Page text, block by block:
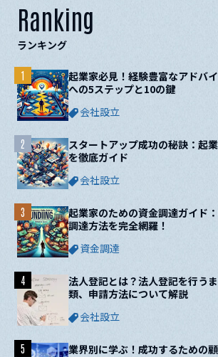
Ranking
ランキング
起業家必見！経験豊富なアドバ
への5ステップと10の鍵
会社設立
1
スタートアップ成功の秘訣：起
を徹底ガイド
会社設立
2
起業家のための資金調達ガイド
調達方法を完全網羅！
資金調達
3
法人登記とは？法人登記を行う
類、申請方法について解説
会社設立
4
業界別に学ぶ！成功するための
5